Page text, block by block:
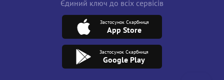
Єдиний ключ до всіх сервісів
Застосунок Скарбниця
App Store
Застосунок Скарбниця
Google Play